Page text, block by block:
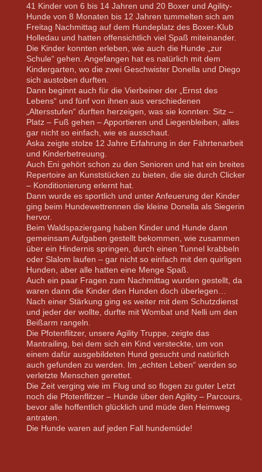
41 Kinder von 6 bis 14 Jahren und 20 Boxer und Agility-
Hunde von 8 Monaten bis 12 Jahren tummelten sich am
Freitag Nachmittag auf dem Hundeplatz des Boxer-Klub
Holledau und hatten offensichtlich viel Spaß miteinander.
Die Kinder konnten erleben, wie auch die Hunde „zur
Schule“ gehen. Angefangen hat es natürlich mit dem
Kindergarten, wo die zwei Geschwister Donella und Diego
sich austoben durften.
Dann beginnt auch für die Vierbeiner der „Ernst des
Lebens“ und fünf von ihnen aus verschiedenen
„Altersstufen“ durften herzeigen, was sie konnten: Sitz –
Platz – Fuß gehen – Apportieren und Liegenbleiben, alles
gar nicht so einfach, wie es ausschaut.
Aska zeigte stolze 12 Jahre Erfahrung in der Fährtenarbeit
und Kinderbetreuung.
Auch Eni gehört schon zu den Senioren und hat ein breites
Repertoire an Kunststücken zu bieten, die sie durch Clicker
– Konditionierung erlernt hat.
Dann wurde es sportlich und unter Anfeuerung der Kinder
ging beim Hundewettrennen die kleine Donella als Siegerin
hervor.
Beim Waldspaziergang haben Kinder und Hunde dann
gemeinsam Aufgaben gestellt bekommen, wie zusammen
über ein Hindernis springen, durch einen Tunnel krabbeln
oder Slalom laufen – gar nicht so einfach mit den quirligen
Hunden, aber alle hatten eine Menge Spaß.
Auch ein paar Fragen zum Nachmittag wurden gestellt, da
waren dann die Kinder den Hunden doch überlegen…
Nach einer Stärkung ging es weiter mit dem Schutzdienst
und jeder der wollte, durfte mit Wombat und Nelli um den
Beißarm rangeln.
Die Pfotenflitzer, unsere Agility Truppe, zeigte das
Mantrailing, bei dem sich ein Kind versteckte, um von
einem dafür ausgebildeten Hund gesucht und natürlich
auch gefunden zu werden. Im „echten Leben“ werden so
verletzte Menschen gerettet.
Die Zeit verging wie im Flug und so flogen zu guter Letzt
noch die Pfotenflitzer – Hunde über den Agility – Parcours,
bevor alle hoffentlich glücklich und müde den Heimweg
antraten.
Die Hunde waren auf jeden Fall hundemüde!